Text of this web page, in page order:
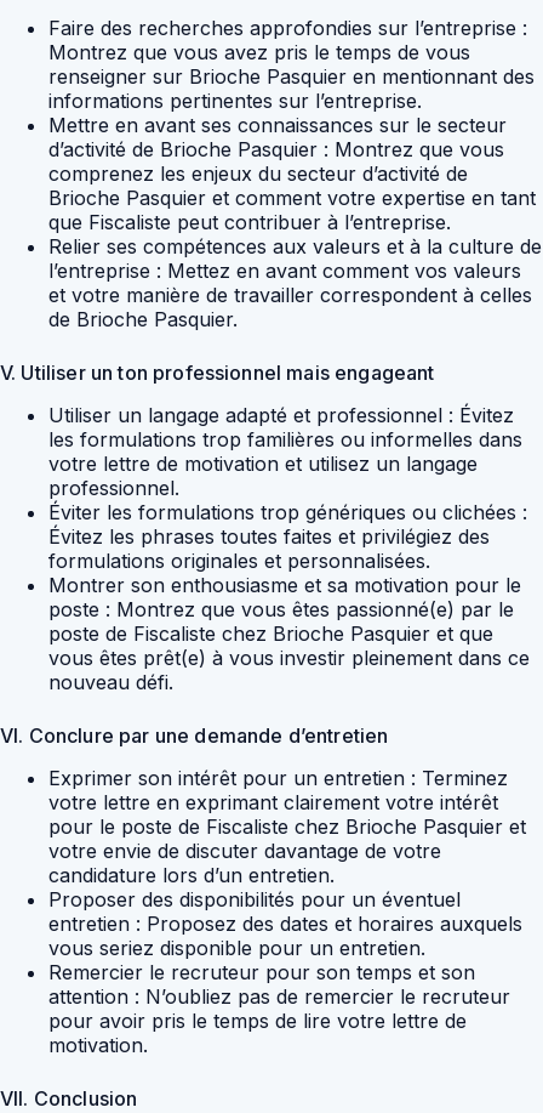
Faire des recherches approfondies sur l’entreprise :
Montrez que vous avez pris le temps de vous
renseigner sur Brioche Pasquier en mentionnant des
informations pertinentes sur l’entreprise.
Mettre en avant ses connaissances sur le secteur
d’activité de Brioche Pasquier : Montrez que vous
comprenez les enjeux du secteur d’activité de
Brioche Pasquier et comment votre expertise en tant
que Fiscaliste peut contribuer à l’entreprise.
Relier ses compétences aux valeurs et à la culture de
l’entreprise : Mettez en avant comment vos valeurs
et votre manière de travailler correspondent à celles
de Brioche Pasquier.
V. Utiliser un ton professionnel mais engageant
Utiliser un langage adapté et professionnel : Évitez
les formulations trop familières ou informelles dans
votre lettre de motivation et utilisez un langage
professionnel.
Éviter les formulations trop génériques ou clichées :
Évitez les phrases toutes faites et privilégiez des
formulations originales et personnalisées.
Montrer son enthousiasme et sa motivation pour le
poste : Montrez que vous êtes passionné(e) par le
poste de Fiscaliste chez Brioche Pasquier et que
vous êtes prêt(e) à vous investir pleinement dans ce
nouveau défi.
VI. Conclure par une demande d’entretien
Exprimer son intérêt pour un entretien : Terminez
votre lettre en exprimant clairement votre intérêt
pour le poste de Fiscaliste chez Brioche Pasquier et
votre envie de discuter davantage de votre
candidature lors d’un entretien.
Proposer des disponibilités pour un éventuel
entretien : Proposez des dates et horaires auxquels
vous seriez disponible pour un entretien.
Remercier le recruteur pour son temps et son
attention : N’oubliez pas de remercier le recruteur
pour avoir pris le temps de lire votre lettre de
motivation.
VII. Conclusion